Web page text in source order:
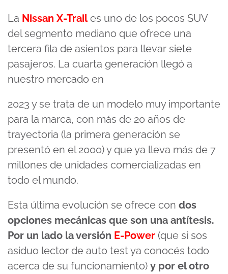
La Nissan X-Trailes uno de los pocos SUV
del segmento mediano que ofrece una
tercera fila de asientos para llevar siete
pasajeros. La cuarta generación llegó a
nuestro mercado en
2023 y se trata de un modelo muy importante
para la marca, con más de 20 años de
trayectoria (la primera generación se
presentó en el 2000) y que ya lleva más de 7
millones de unidades comercializadas en
todo el mundo.
Esta última evolución se ofrece con dos
opciones mecánicas que son una antítesis.
Por un lado la versión E-Power (que si sos
asiduo lector de auto test ya conocés todo
acerca de su funcionamiento) y por el otro